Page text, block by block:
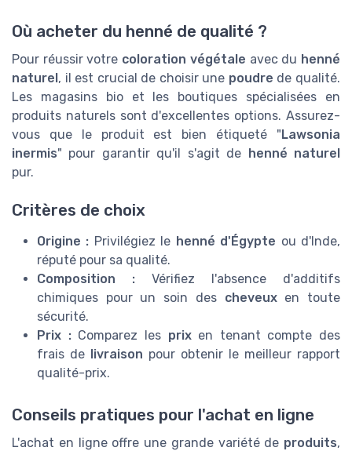
Où acheter du henné de qualité ?
Pour réussir votre coloration végétale avec du henné
naturel, il est crucial de choisir une poudre de qualité.
Les magasins bio et les boutiques spécialisées en
produits naturels sont d'excellentes options. Assurez-
vous que le produit est bien étiqueté "Lawsonia
inermis" pour garantir qu'il s'agit de henné naturel
pur.
Critères de choix
Origine : Privilégiez le henné d'Égypte ou d'Inde,
réputé pour sa qualité.
Composition : Vérifiez l'absence d'additifs
chimiques pour un soin des cheveuxen toute
sécurité.
Prix :Comparez les prixen tenant compte des
frais de livraison pour obtenir le meilleur rapport
qualité-prix.
Conseils pratiques pour l'achat en ligne
L'achat en ligne offre une grande variété de produits,